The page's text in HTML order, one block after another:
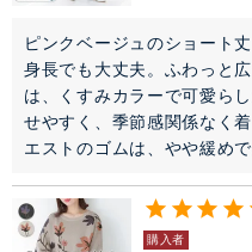
ピンクベージュのショート
身長でも大丈夫。ふわっと
は、くすみカラーで可愛ら
せやすく、季節感関係なく
エストのゴムは、やや緩め
購入者